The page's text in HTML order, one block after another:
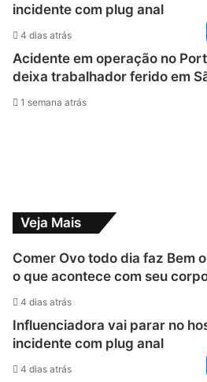
incidente com plug anal
4 dias atrás
Acidente em operação no
deixa trabalhador ferido em
1 semana atrás
Veja Mais
Comer Ovo todo dia faz Bem
o que acontece com seu
4 dias atrás
Influenciadora vai parar no
incidente com plug anal
4 dias atrás